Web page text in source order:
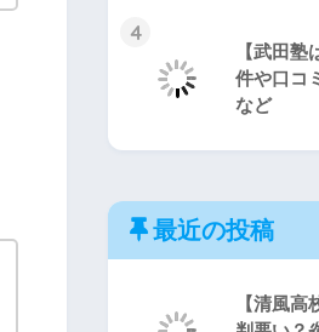
4
【武田
件や口コ
など
最近の投稿
【清風